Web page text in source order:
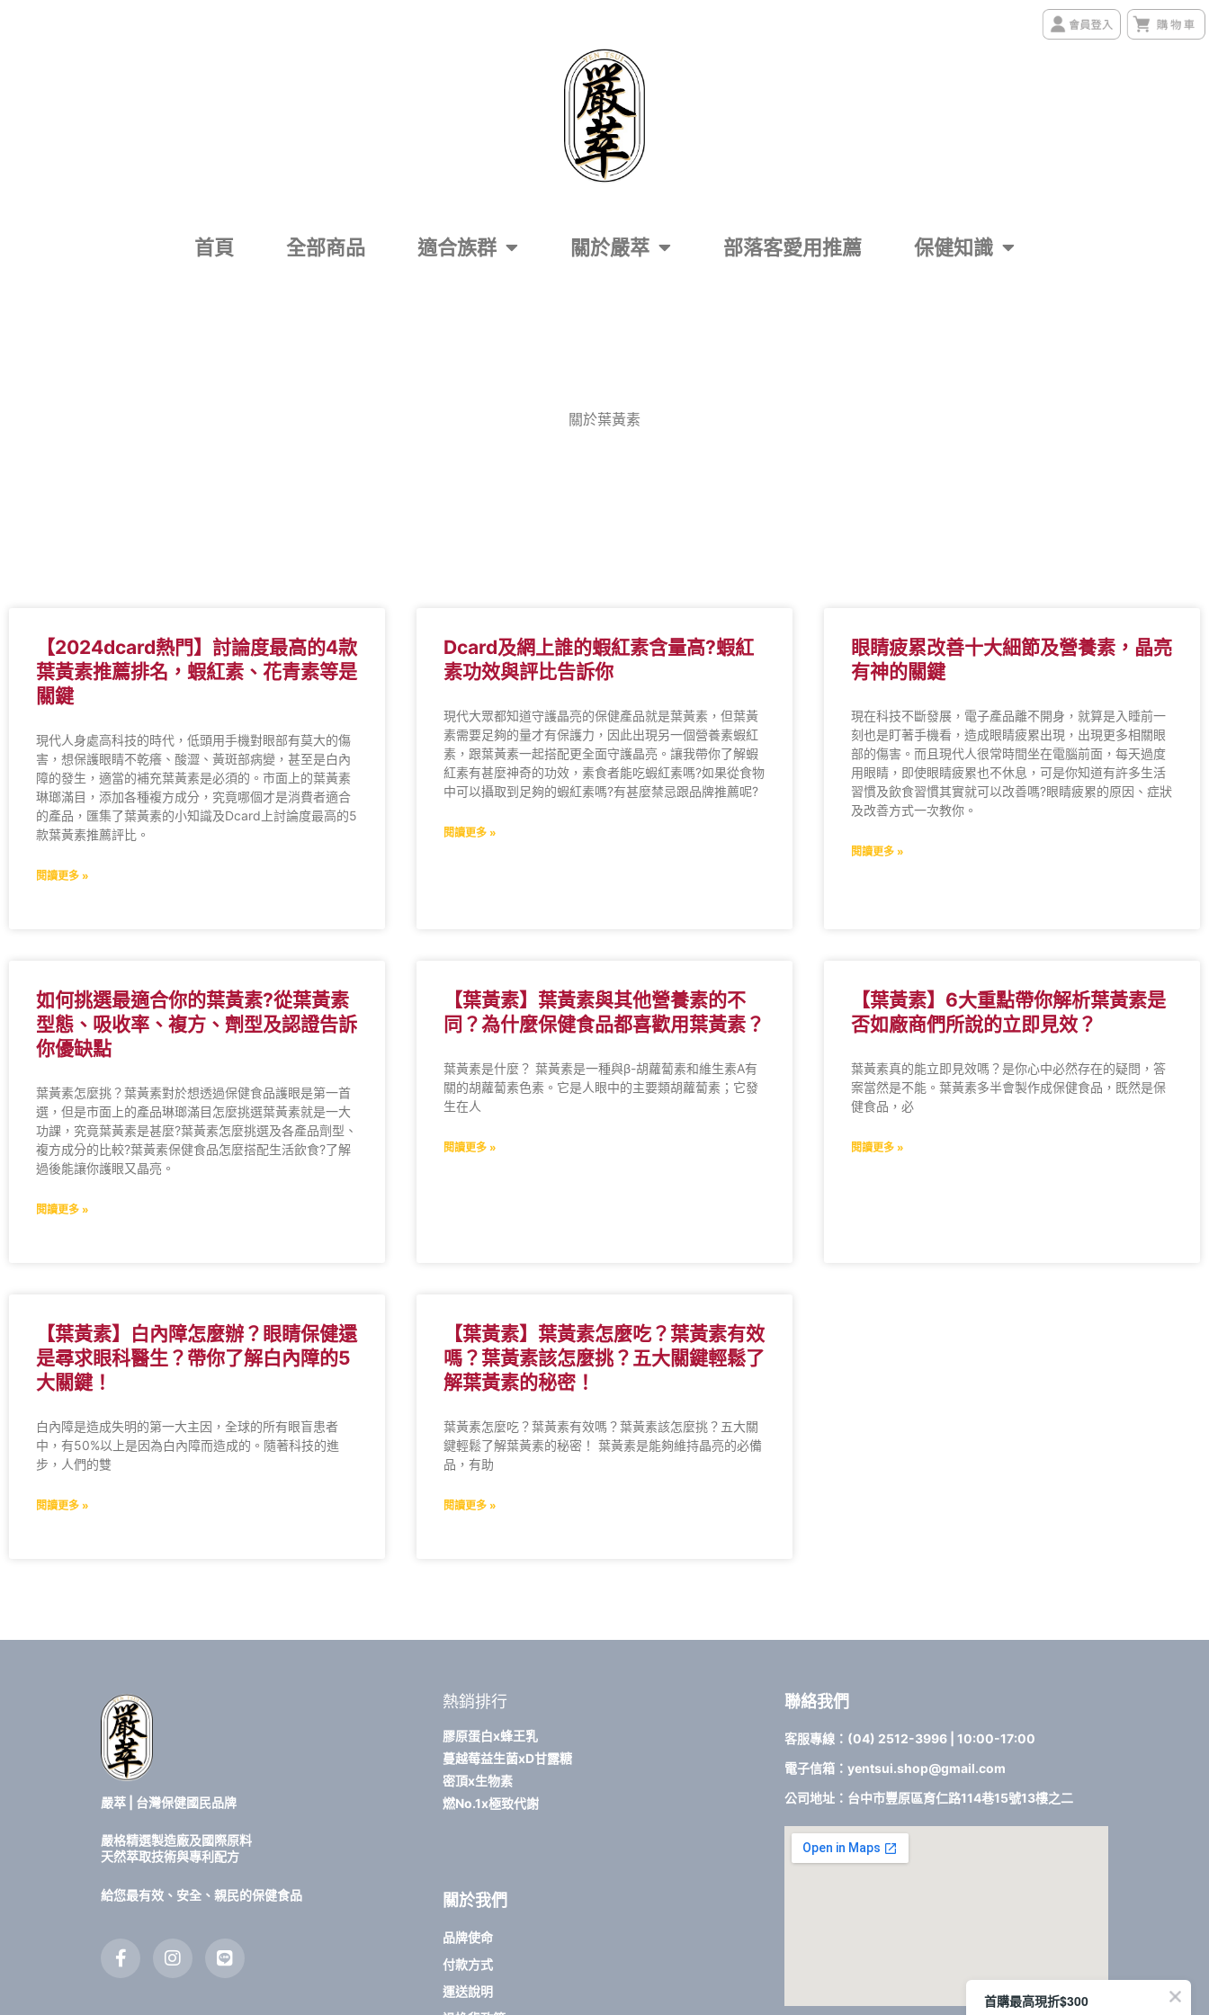
首頁 全部商品 適合族群 關於嚴萃 部落客愛用推薦 保健知識
關於葉黃素
【2024dcard熱門】討論度最高的4款
葉黃素推薦排名，蝦紅素、花青素等是
關鍵
現代人身處高科技的時代，低頭用手機對眼部有莫大的傷
害，想保護眼睛不乾癢、酸澀、黃斑部病變，甚至是白內
障的發生，適當的補充葉黃素是必須的。市面上的葉黃素
琳瑯滿目，添加各種複方成分，究竟哪個才是消費者適合
的產品，匯集了葉黃素的小知識及Dcard上討論度最高的5
款葉黃素推薦評比。
閱讀更多 »
Dcard及網上誰的蝦紅素含量高?蝦紅
素功效與評比告訴你
現代大眾都知道守護晶亮的保健產品就是葉黃素，但葉黃
素需要足夠的量才有保護力，因此出現另一個營養素蝦紅
素，跟葉黃素一起搭配更全面守護晶亮。讓我帶你了解蝦
紅素有甚麼神奇的功效，素食者能吃蝦紅素嗎?如果從食物
中可以攝取到足夠的蝦紅素嗎?有甚麼禁忌跟品牌推薦呢?
閱讀更多 »
眼睛疲累改善十大細節及營養素，晶亮
有神的關鍵
現在科技不斷發展，電子產品離不開身，就算是入睡前一
刻也是盯著手機看，造成眼睛疲累出現，出現更多相關眼
部的傷害。而且現代人很常時間坐在電腦前面，每天過度
用眼睛，即使眼睛疲累也不休息，可是你知道有許多生活
習慣及飲食習慣其實就可以改善嗎?眼睛疲累的原因、症狀
及改善方式一次教你。
閱讀更多 »
如何挑選最適合你的葉黃素?從葉黃素
型態、吸收率、複方、劑型及認證告訴
你優缺點
葉黃素怎麼挑？葉黃素對於想透過保健食品護眼是第一首
選，但是市面上的產品琳瑯滿目怎麼挑選葉黃素就是一大
功課，究竟葉黃素是甚麼?葉黃素怎麼挑選及各產品劑型、
複方成分的比較?葉黃素保健食品怎麼搭配生活飲食?了解
過後能讓你護眼又晶亮。
閱讀更多 »
【葉黃素】葉黃素與其他營養素的不
同？為什麼保健食品都喜歡用葉黃素？
葉黃素是什麼？ 葉黃素是一種與β-胡蘿蔔素和維生素A有
關的胡蘿蔔素色素。它是人眼中的主要類胡蘿蔔素；它發
生在人
閱讀更多 »
【葉黃素】6大重點帶你解析葉黃素是
否如廠商們所說的立即見效？
葉黃素真的能立即見效嗎？是你心中必然存在的疑問，答
案當然是不能。葉黃素多半會製作成保健食品，既然是保
健食品，必
閱讀更多 »
【葉黃素】白內障怎麼辦？眼睛保健還
是尋求眼科醫生？帶你了解白內障的5
大關鍵！
白內障是造成失明的第一大主因，全球的所有眼盲患者
中，有50%以上是因為白內障而造成的。隨著科技的進
步，人們的雙
閱讀更多 »
【葉黃素】葉黃素怎麼吃？葉黃素有效
嗎？葉黃素該怎麼挑？五大關鍵輕鬆了
解葉黃素的秘密！
葉黃素怎麼吃？葉黃素有效嗎？葉黃素該怎麼挑？五大關
鍵輕鬆了解葉黃素的秘密！ 葉黃素是能夠維持晶亮的必備
品，有助
閱讀更多 »
嚴萃 | 台灣保健國民品牌
嚴格精選製造廠及國際原料
天然萃取技術與專利配方
給您最有效、安全、親民的保健食品
F
a
I
n
L
i
熱銷排行
膠原蛋白x蜂王乳
蔓越莓益生菌xD甘露糖
密頂x生物素
燃No.1x極致代謝
關於我們
品牌使命
付款方式
運送說明
聯絡我們
客服專線：(04) 2512-3996 | 10:00-17:00
電子信箱：yentsui.shop@gmail.com
公司地址：台中市豐原區育仁路114巷15號13樓之二
首購最高現折$300